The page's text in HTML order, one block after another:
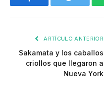
Facebook Twitter
ARTÍCULO ANTERIOR
Sakamata y los caballos
criollos que llegaron a
Nueva York